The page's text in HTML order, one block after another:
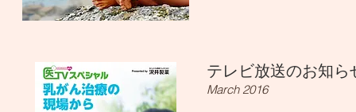
テレビ放送のお知ら
March 2016